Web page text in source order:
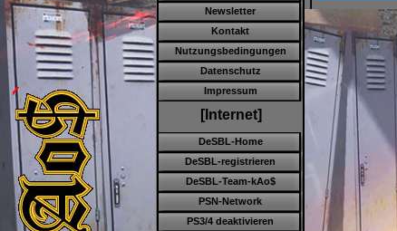
Newsletter
Kontakt
Nutzungsbedingungen
Datenschutz
Impressum
[Internet]
DeSBL-Home
DeSBL-registrieren
DeSBL-Team-kAo$
PSN-Network
PS3/4 deaktivieren